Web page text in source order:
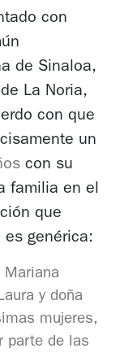
con
de Sinaloa,
La Noria,
con que
un
con su
familia en el
que
es genérica:
Mariana
y doña
mujeres,
parte de las